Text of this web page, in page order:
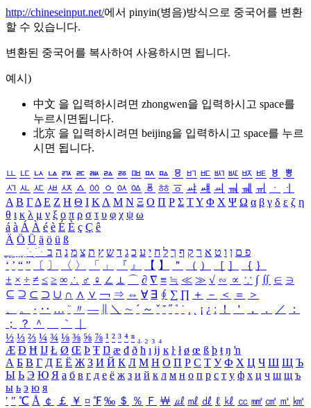
http://chineseinput.net/에서 pinyin(병음)방식으로 중국어를 변환
할 수 있습니다.
변환된 중국어를 복사하여 사용하시면 됩니다.
예시)
中文 을 입력하시려면 zhongwen을 입력하시고 space를
누르시면됩니다.
北京 을 입력하시려면 beijing을 입력하시고 space를 누르
시면 됩니다.
ㅥ ㅦ ㅧ ㅨ ㅩ ㅪ ㅫ ㅬ ㅭ ㅮ ㅯ ㅰ ㅱ ㅲ ㅳ ㅴ ㅵ ㅶ ㅷ ㅸ
ㅹ
ㅺ ㅻ ㅼ ㅽ ㅾ ㅿ ㆀ ㆁ ㆂ ㆃ ㆄ ㆅ ㆆ ㆇ ㆈ ㆉ ㆊ ㆋ ㆌ ㆍ
ㆎ
Α Β ΓΔ Ε Ζ Η Θ Ι ΚΛ Μ Ν Ξ Ο Π Ρ Σ ΤΥ Φ Χ Ψ Ω α β γ δ ε ζ η
θ ι κ λ μ ν ξ ο π ρ σ τ υ φ χ ψ ω
á à Á À é è É È ç Ç ê
Ä Ö Ü ä ö ü ß
ִֶֹ ֻּ ׁׂ פ ם ן ו ט א ר ק ף ך ל ח י ע כ ג ד ש ץ ת צ מ נ ה ב
‘ ’ “ ” 〔 〕 〈 〉 「 」 『 』 【 】 ＂ （ ） ［ ］ ｛ ｝
± × ÷ ≠ ≤ ≥ ∞ ∴ ♂ ♀ ∠ ⊥ ⌒ ∂ ∇ ≡ ≒ ≪ ≫ √ ∽ ∝ ∵ ∫ ∬ ∈ ∋
⊆ ⊇ ⊂ ⊃ ∪ ∩ ∧ ∨ ￢ ⇒ ⇔ ∀ ∃ ∮ ∑ ∏ ＋ － ＜ ＝
＞
、
。 · ‥ … ¨ 〃 ― ＼ ∼ ´ ～ ˇ ˘ ˝ ˚ ˙ ¸ ¡ ¿ ː ！ ＇ ， ． ／
：
；
？ ＾ ｀
½ ⅓ ⅔ ¼ ¾ ⅛ ⅜ ⅝ ⅞ ¹ ² ³ ⁴ ⁿ ₁ ₂ ₃ ₄
Æ Ð Ħ Ĳ Ł Ø Œ Þ Ŧ Ŋ æ đ ð ħ ı ĳ ĸ ŀ ł ø œ ß þ ŧ ŋ ŉ
А Б В Г Д Е Ё Ж З И Й К Л М Н О П Р С Т У Ф Х Ц Ч Ш Щ Ъ
Ы Ь Э Ю Я а б в г д е ё ж з и й к л м н о п р с т у ф х ц ч ш щ ъ
ы ь э ю я
′ ″ ℃ Å ￠ ￡ ￥ ¤ ℉ ‰ ＄ ％ Ｆ ￦ ㎕ ㎖ ㎗ ℓ ㎘ ㏄ ㎣ ㎤ ㎥ ㎦